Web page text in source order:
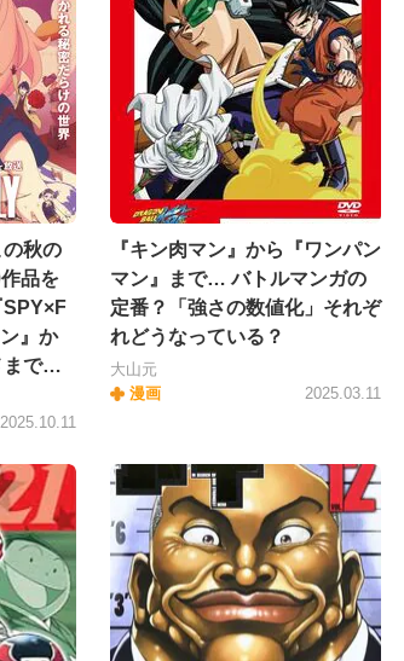
の秋の
品を
SPY×F
』か
まで…
2025.10.11
『キン肉マン』から『ワンパン
マン』まで… バトルマンガの
定番？「強さの数値化」それぞ
れどうなっている？
大山元
漫画
2025.03.11